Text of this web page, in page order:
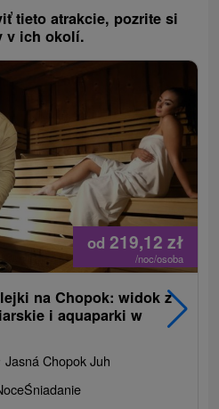
tieto atrakcie, pozrite si
v ich okolí.
od 219,12zł
/noc/osoba
na Chopok: widok z
i aquaparki w
Jasná Chopok Juh
Śniadanie